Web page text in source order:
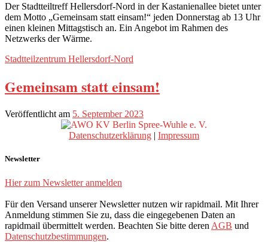
Der Stadtteiltreff Hellersdorf-Nord in der Kastanienallee bietet unter
dem Motto „Gemeinsam statt einsam!“ jeden Donnerstag ab 13 Uhr
einen kleinen Mittagstisch an. Ein Angebot im Rahmen des
Netzwerks der Wärme.
Stadtteilzentrum Hellersdorf-Nord
Gemeinsam statt einsam!
Veröffentlicht am 5. September 2023
Datenschutzerklärung | Impressum
Newsletter
Hier zum Newsletter anmelden
Für den Versand unserer Newsletter nutzen wir rapidmail. Mit Ihrer
Anmeldung stimmen Sie zu, dass die eingegebenen Daten an
rapidmail übermittelt werden. Beachten Sie bitte deren AGB und
Datenschutzbestimmungen.